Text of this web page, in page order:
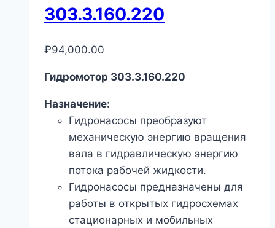
303.3.160.220
₽94,000.00
Гидромотор 303.3.160.220
Назначение:
Гидронасосы преобразуют
механическую энергию вращения
вала в гидравлическую энергию
потока рабочей жидкости.
Гидронасосы предназначены для
работы в открытых гидросхемах
стационарных и мобильных